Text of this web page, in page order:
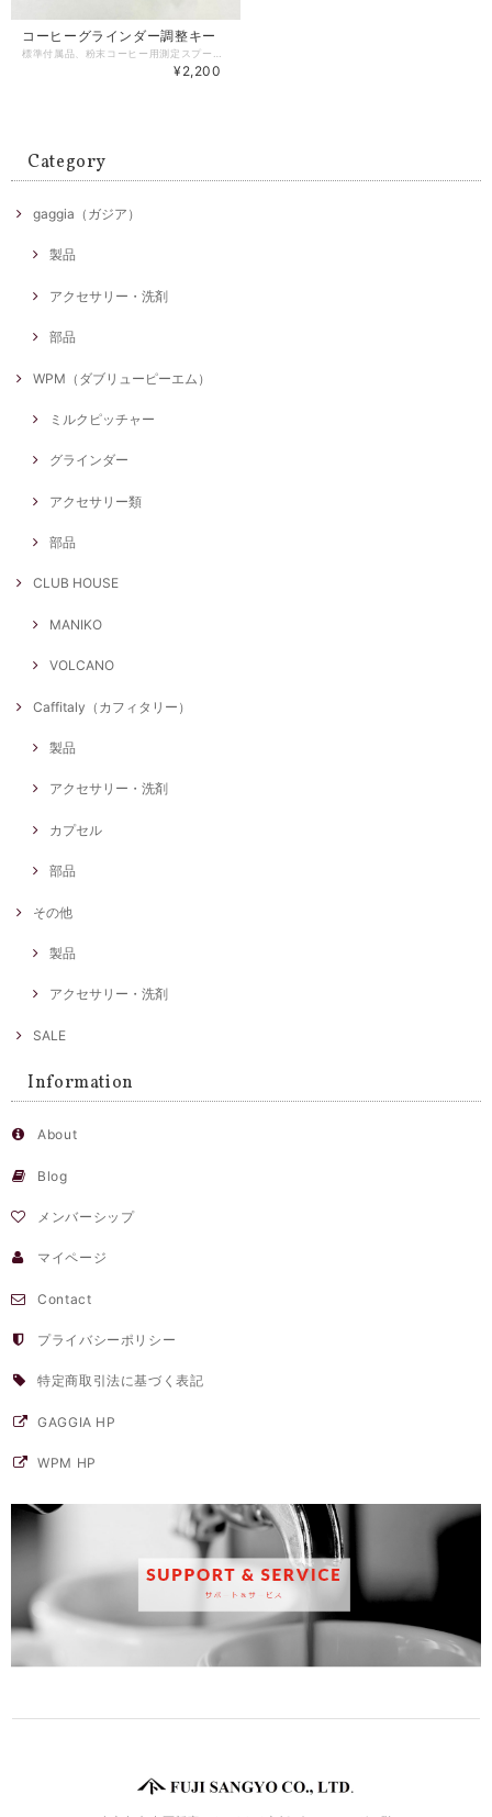
コーヒーグラインダー調整キー
¥2,200
Category
gaggia（ガジア）
製品
アクセサリー・洗剤
部品
WPM（ダブリューピーエム）
ミルクピッチャー
グラインダー
アクセサリー類
部品
CLUB HOUSE
MANIKO
VOLCANO
Caffitaly（カフィタリー）
製品
アクセサリー・洗剤
カプセル
部品
その他
製品
アクセサリー・洗剤
SALE
Information
About
Blog
メンバーシップ
マイページ
Contact
プライバシーポリシー
特定商取引法に基づく表記
GAGGIA HP
WPM HP